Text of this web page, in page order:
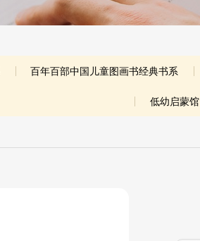
百年百部中国儿童图画书经典书系
低幼启蒙馆